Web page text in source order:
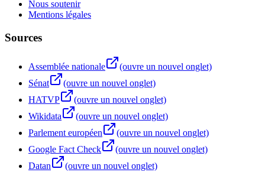
Nous soutenir
Mentions légales
Sources
Assemblée nationale
(ouvre un nouvel onglet)
Sénat
(ouvre un nouvel onglet)
HATVP
(ouvre un nouvel onglet)
Wikidata
(ouvre un nouvel onglet)
Parlement européen
(ouvre un nouvel onglet)
Google Fact Check
(ouvre un nouvel onglet)
Datan
(ouvre un nouvel onglet)